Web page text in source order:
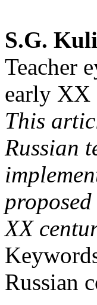
S.G.
Teacher
early XX
This
Russian
XX
Russian